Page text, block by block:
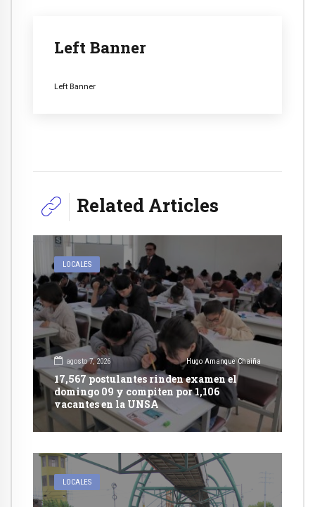
Left Banner
Left Banner
Related Articles
LOCALES
agosto 7, 2026 Hugo Amanque Chaiña
17,567 postulantes rinden examen el
domingo 09 y compiten por 1,106
vacantes en la UNSA
LOCALES